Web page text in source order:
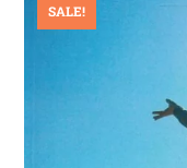
SALE!